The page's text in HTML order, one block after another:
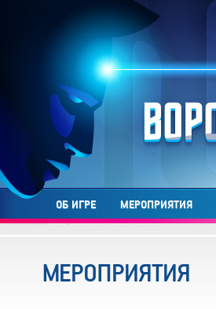
ОБ ИГРЕ МЕРОПРИЯТИЯ
МЕРОПРИЯТИЯ